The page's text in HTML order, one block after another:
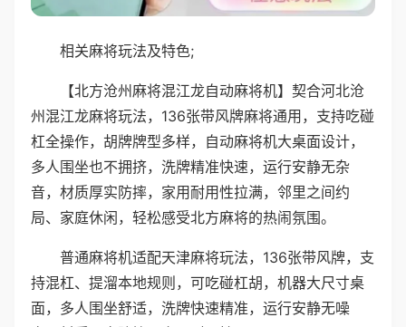
相关麻将玩法及特色;
【北方沧州麻将混江龙自动麻将机】契合河北沧
州混江龙麻将玩法，136张带风牌麻将通用，支持吃碰
杠全操作，胡牌牌型多样，自动麻将机大桌面设计，
多人围坐也不拥挤，洗牌精准快速，运行安静无杂
音，材质厚实防摔，家用耐用性拉满，邻里之间约
局、家庭休闲，轻松感受北方麻将的热闹氛围。
普通麻将机适配天津麻将玩法，136张带风牌，支
持混杠、提溜本地规则，可吃碰杠胡，机器大尺寸桌
面，多人围坐舒适，洗牌快速精准，运行安静无噪